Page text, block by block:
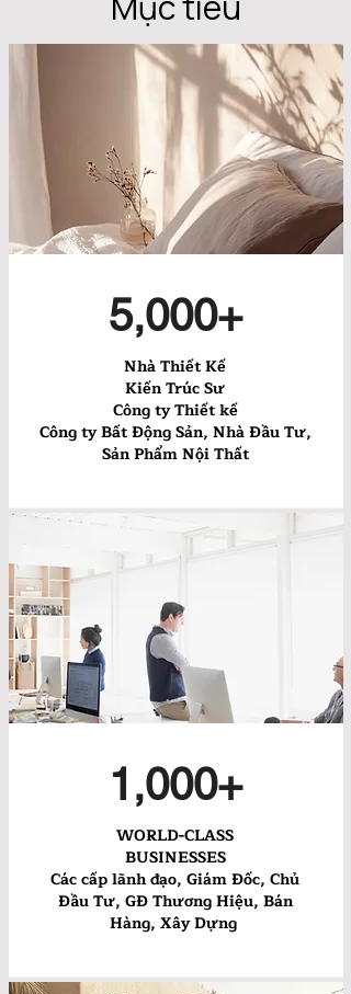
5,000+
Nhà Thiết Kế
Kiến Trúc Sư
Công ty Thiết kế
Công ty Bất Động Sản, Nhà Đầu Tư,
Sản Phẩm Nội Thất
1,000+
WORLD-CLASS
BUSINESSES
Các cấp lãnh đạo, Giám Đốc, Chủ
Đầu Tư, GĐ Thương Hiệu, Bán
Hàng, Xây Dựng